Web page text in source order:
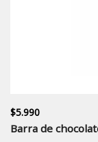
$5.990
Barra de